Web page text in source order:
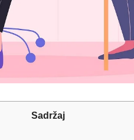
Sadržaj